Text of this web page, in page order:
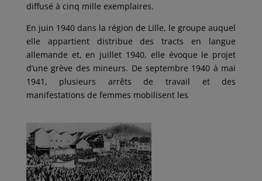
diffusé à cinq mille exemplaires.
En juin 1940 dans la région de Lille, le groupe auquel
elle appartient distribue des tracts en langue
allemande et, en juillet 1940, elle évoque le projet
d’une grève des mineurs. De septembre 1940 à mai
1941, plusieurs arrêts de travail et des
manifestations de femmes mobilisent les